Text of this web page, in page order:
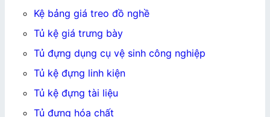
Kệ bảng giá treo đồ nghề
Tủ kệ giá trưng bày
Tủ đựng dụng cụ vệ sinh công nghiệp
Tủ kệ đựng linh kiện
Tủ kệ đựng tài liệu
Tủ đựng hóa chất